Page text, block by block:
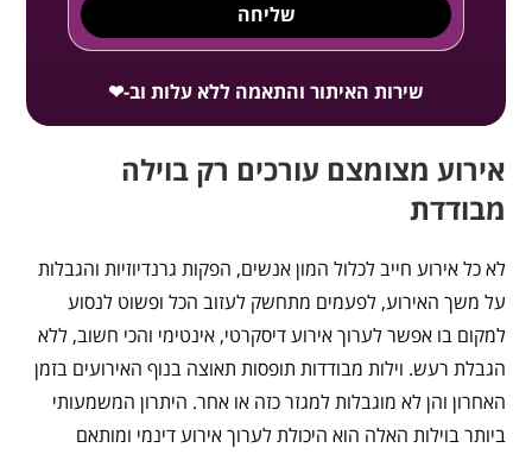
שליחה
שירות האיתור והתאמה ללא עלות וב-❤
אירוע מצומצם עורכים רק בוילה
מבודדת
לא כל אירוע חייב לכלול המון אנשים, הפקות גרנדיוזיות והגבלות
על משך האירוע, לפעמים מתחשק לעזוב הכל ופשוט לנסוע
למקום בו אפשר לערוך אירוע דיסקרטי, אינטימי והכי חשוב, ללא
הגבלת רעש. וילות מבודדות תופסות תאוצה בנוף האירועים בזמן
האחרון והן לא מוגבלות למגזר כזה או אחר. היתרון המשמעותי
ביותר בוילות האלה הוא היכולת לערוך אירוע דינמי ומותאם